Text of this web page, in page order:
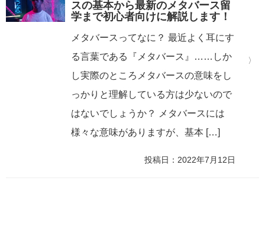
スの基本から最新のメタバース留
学まで初心者向けに解説します！
メタバースってなに？ 最近よく耳にす
る言葉である『メタバース』……しか
し実際のところメタバースの意味をし
っかりと理解している方は少ないので
はないでしょうか？ メタバースには
様々な意味がありますが、基本 […]
投稿日：2022年7月12日